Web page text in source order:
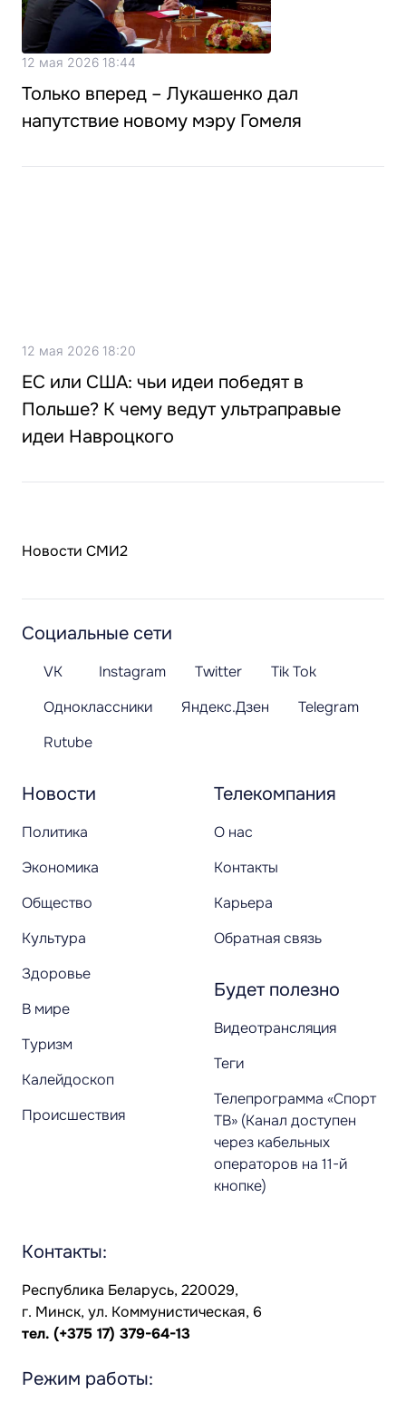
12 мая 2026 18:44
Только вперед – Лукашенко дал
напутствие новому мэру Гомеля
12 мая 2026 18:20
ЕС или США: чьи идеи победят в
Польше? К чему ведут ультраправые
идеи Навроцкого
Новости СМИ2
Новости
Политика
Экономика
Общество
Культура
Здоровье
В мире
Туризм
Калейдоскоп
Происшествия
Телекомпания
О нас
Контакты
Карьера
Обратная связь
Будет полезно
Видеотрансляция
Теги
Телепрограмма «Спорт
ТВ» (Канал доступен
через кабельных
операторов на 11-й
кнопке)
Социальные сети
VK Instagram Twitter
Tik Tok
Одноклассники
Яндекс.Дзен
Telegram
Rutube
Контакты:
Республика Беларусь, 220029,
г. Минск, ул. Коммунистическая, 6
тел. (+375 17) 379-64-13
Режим работы: